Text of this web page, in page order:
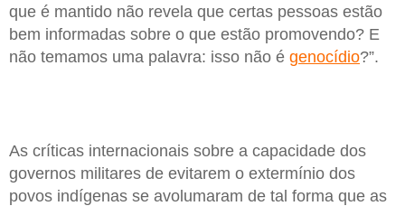
que é mantido não revela que certas pessoas estão
bem informadas sobre o que estão promovendo? E
não temamos uma palavra: isso não é genocídio?”.
As críticas internacionais sobre a capacidade dos
governos militares de evitarem o extermínio dos
povos indígenas se avolumaram de tal forma que as